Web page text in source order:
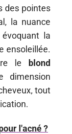
des pointes
la nuance
la
ensoleillée.
le blond
dimension
tout
l'acné ?